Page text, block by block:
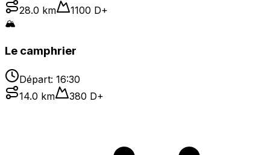
28.0 km 1100 D+
🏔️
Le camphrier
Départ: 16:30
14.0 km 380 D+